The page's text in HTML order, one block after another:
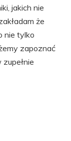
jakich nie
że
nie tylko
zapoznać